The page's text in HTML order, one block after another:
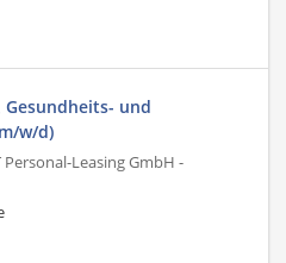
Gesundheits- und
w/d)
Personal-Leasing GmbH -